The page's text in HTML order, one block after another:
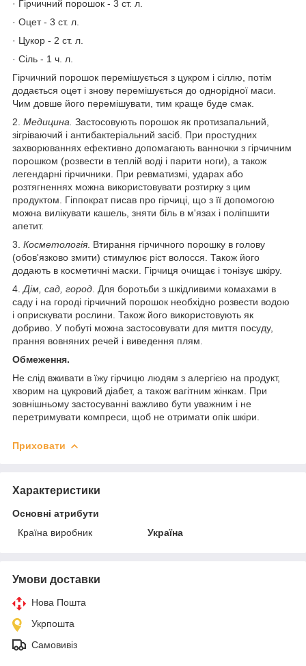
· Гірчичний порошок - 3 ст. л.
· Оцет - 3 ст. л.
· Цукор - 2 ст. л.
· Сіль - 1 ч. л.
Гірчичний порошок перемішується з цукром і сіллю, потім
додається оцет і знову перемішується до однорідної маси.
Чим довше його перемішувати, тим краще буде смак.
2. Медицина. Застосовують порошок як протизапальний,
зігріваючий і антибактеріальний засіб. При простудних
захворюваннях ефективно допомагають ванночки з гірчичним
порошком (розвести в теплій воді і парити ноги), а також
легендарні гірчичники. При ревматизмі, ударах або
розтягненнях можна використовувати розтирку з цим
продуктом. Гіппократ писав про гірчиці, що з її допомогою
можна вилікувати кашель, зняти біль в м'язах і поліпшити
апетит.
3. Косметологія . Втирання гірчичного порошку в голову
(обов'язково змити) стимулює ріст волосся. Також його
додають в косметичні маски. Гірчиця очищає і тонізує шкіру.
4. Дім, сад, город . Для боротьби з шкідливими комахами в
саду і на городі гірчичний порошок необхідно розвести водою
і оприскувати рослини. Також його використовують як
добриво. У побуті можна застосовувати для миття посуду,
прання вовняних речей і виведення плям.
Обмеження.
Не слід вживати в їжу гірчицю людям з алергією на продукт,
хворим на цукровий діабет, а також вагітним жінкам. При
зовнішньому застосуванні важливо бути уважним і не
перетримувати компреси, щоб не отримати опік шкіри.
Приховати
Характеристики
Основні атрибути
Країна виробник
Україна
Умови доставки
Нова Пошта
Укрпошта
Самовивіз